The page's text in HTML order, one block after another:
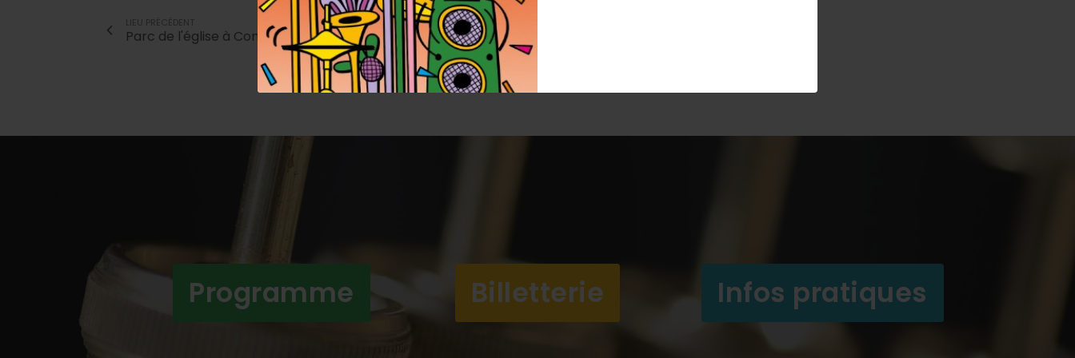
LIEU PRÉCÉDENT
Parc de l'église à Condeissiat
Programme Billetterie Infos pratiques